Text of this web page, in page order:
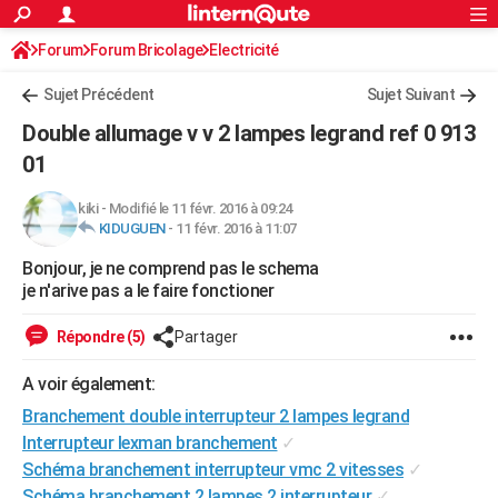
ACTUALITÉS
Politique
Société
Faits Divers
Education
Monde
Villes
+
Programme TV
TNTStreaming
Cinéma
Sorties cinéma
Musique
+FINANCE
Retraite
Impôts
Epargne
Immobilier
Risques naturels par ville
Banque
Assurance
Crédit
AUTO
Essais
Réserver un essai
Citadines
Berlines
SUV
Forum auto
HIGH-TECH
Mobiles
Meilleur smartphone
Internet
Ordinateurs
Jeux vidéo
Guide high-tech
+
BRICOLAGE
Forum
Aménagement intérieur
Extérieur
Cuisine
Salle de bains
Jardinage
Rangement
WEEK-END
Guides de France
Escapades
Patrimoine
Expositions
Musées
Week-end nature
+LIFESTYLE
Art de vivre
Bien-être
Loisirs
Mode
Modes de vie
SANTE
Alimentation
Guide de la santé
Maladies
Médicaments
Sommeil
VOYAGE
S'inscrire
Connexion
Forum Forum Bricolage Electricité
Sujet Précédent Sujet Suivant
Double allumage v v 2 lampes legrand ref 0 913
01
kiki- Modifié le 11 févr. 2016 à 09:24
KIDUGUEN- 11 févr. 2016 à 11:07
Bonjour, je ne comprend pas le schema
je n'arive pas a le faire fonctioner
Répondre (5) Partager
A voir également:
Branchement double interrupteur 2 lampes legrand
Interrupteur lexman branchement ✓
Schéma branchement interrupteur vmc 2 vitesses ✓